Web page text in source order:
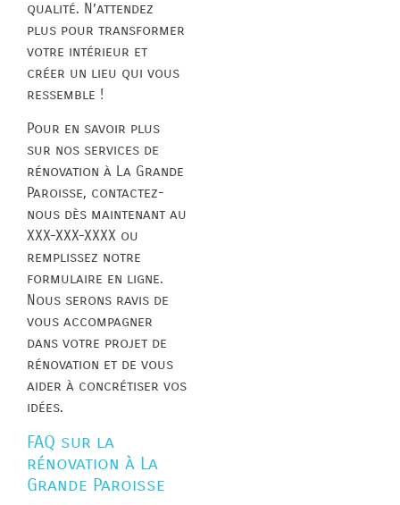
qualité. N’attendez
plus pour transformer
votre intérieur et
créer un lieu qui vous
ressemble !
Pour en savoir plus
sur nos services de
rénovation à La Grande
Paroisse, contactez-
nous dès maintenant au
XXX-XXX-XXXX ou
remplissez notre
formulaire en ligne.
Nous serons ravis de
vous accompagner
dans votre projet de
rénovation et de vous
aider à concrétiser vos
idées.
FAQ sur la
rénovation à La
Grande Paroisse